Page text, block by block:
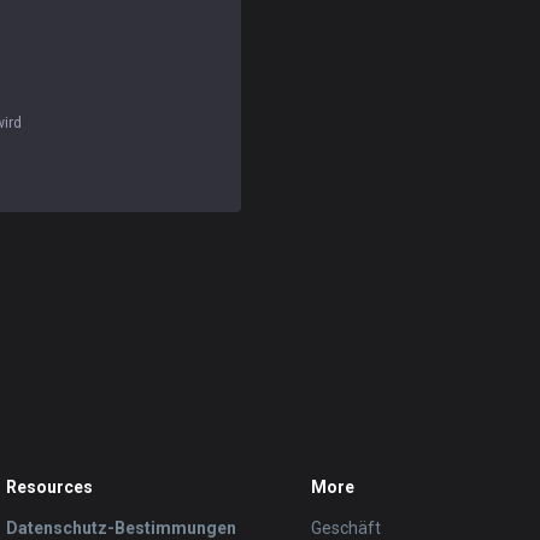
Resources
Datenschutz-Bestimmungen
More
Geschäft